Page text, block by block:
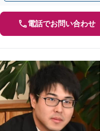
電話でお問い合わせ